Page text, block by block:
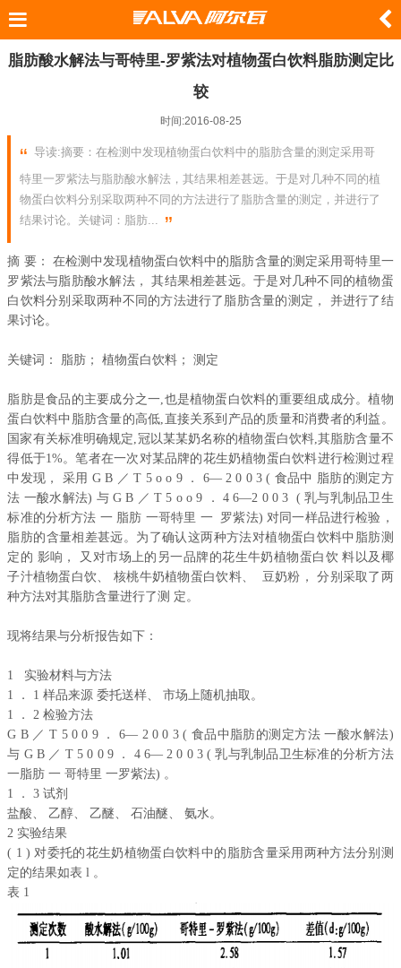
脂肪酸水解法与哥特里-罗紫法对植物蛋白饮料脂肪测定比
较
时间:2016-08-25
导读:摘要：在检测中发现植物蛋白饮料中的脂肪含量的测定采用哥
特里一罗紫法与脂肪酸水解法，其结果相差甚远。于是对几种不同的植
物蛋白饮料分别采取两种不同的方法进行了脂肪含量的测定，并进行了
结果讨论。关键词：脂肪...
摘 要： 在检测中发现植物蛋白饮料中的脂肪含量的测定采用哥特里一
罗紫法与脂肪酸水解法， 其结果相差甚远。于是对几种不同的植物蛋
白饮料分别采取两种不同的方法进行了脂肪含量的测定， 并进行了结
果讨论。
关键词： 脂肪； 植物蛋白饮料； 测定
脂肪是食品的主要成分之一,也是植物蛋白饮料的重要组成成分。植物
蛋白饮料中脂肪含量的高低,直接关系到产品的质量和消费者的利益。
国家有关标准明确规定,冠以某某奶名称的植物蛋白饮料,其脂肪含量不
得低于1%。笔者在一次对某品牌的花生奶植物蛋白饮料进行检测过程
中发现， 采用 G B ／ T 5 o o 9 ． 6— 2 0 0 3 ( 食品中 脂肪的测定方
法 一酸水解法) 与 G B ／ T 5 o o 9 ． 4 6—2 0 0 3 ( 乳与乳制品卫生
标准的分析方法 一 脂肪 一哥特里 一 罗紫法) 对同一样品进行检验，
脂肪的含量相差甚远。为了确认这两种方法对植物蛋白饮料中脂肪测
定的 影响， 又对市场上的另一品牌的花生牛奶植物蛋白饮 料以及椰
子汁植物蛋白饮、 核桃牛奶植物蛋白饮料、 豆奶粉， 分别采取了两
种方法对其脂肪含量进行了测 定。
现将结果与分析报告如下：
1 实验材料与方法
1 ． 1 样品来源 委托送样、 市场上随机抽取。
1 ． 2 检验方法
G B ／ T 5 0 0 9 ． 6— 2 0 0 3 ( 食品中脂肪的测定方法 一酸水解法)
与 G B ／ T 5 0 0 9 ． 4 6— 2 0 0 3 ( 乳与乳制品卫生标准的分析方法
一脂肪 一 哥特里 一罗紫法) 。
1 ． 3 试剂
盐酸、 乙醇、 乙醚、 石油醚、 氨水。
2 实验结果
( 1 ) 对委托的花生奶植物蛋白饮料中的脂肪含量采用两种方法分别测
定的结果如表 l 。
表 1